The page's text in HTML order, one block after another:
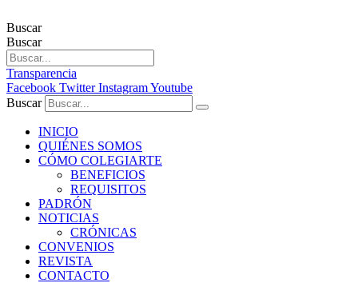
Buscar
Buscar
Transparencia
Facebook Twitter InstagramYoutube
Buscar
INICIO
QUIÉNES SOMOS
CÓMO COLEGIARTE
BENEFICIOS
REQUISITOS
PADRÓN
NOTICIAS
CRÓNICAS
CONVENIOS
REVISTA
CONTACTO